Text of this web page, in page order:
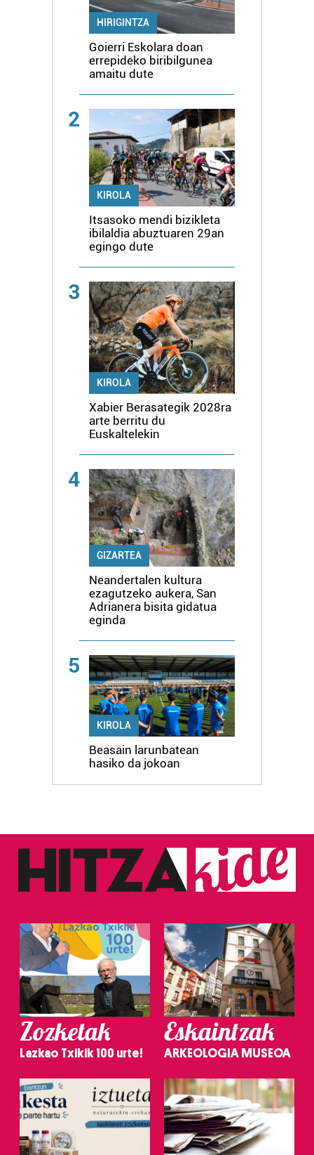
HIRIGINTZA
Goierri Eskolara doan
errepideko biribilgunea
amaitu dute
2
KIROLA
Itsasoko mendi bizikleta
ibilaldia abuztuaren 29an
egingo dute
3
KIROLA
Xabier Berasategik 2028ra
arte berritu du
Euskaltelekin
4
GIZARTEA
Neandertalen kultura
ezagutzeko aukera, San
Adrianera bisita gidatua
eginda
5
KIROLA
Beasain larunbatean
hasiko da jokoan
Zozketak
Lazkao Txikik 100 urte!
Eskaintzak
ARKEOLOGIA MUSEOA